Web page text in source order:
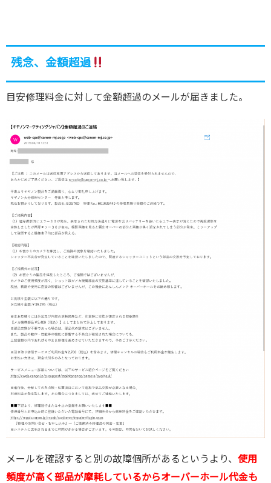
残念、金額超過
目安修理料金に対して金額超過のメールが届きました。
メールを確認すると別の故障個所があるというより、 使用
頻度が高く部品が摩耗しているからオーバーホール代金も